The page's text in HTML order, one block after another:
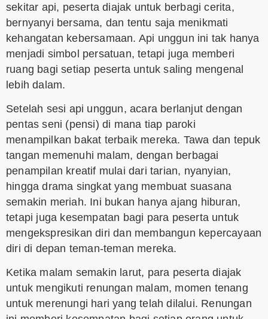
sekitar api, peserta diajak untuk berbagi cerita,
bernyanyi bersama, dan tentu saja menikmati
kehangatan kebersamaan. Api unggun ini tak hanya
menjadi simbol persatuan, tetapi juga memberi
ruang bagi setiap peserta untuk saling mengenal
lebih dalam.
Setelah sesi api unggun, acara berlanjut dengan
pentas seni (pensi) di mana tiap paroki
menampilkan bakat terbaik mereka. Tawa dan tepuk
tangan memenuhi malam, dengan berbagai
penampilan kreatif mulai dari tarian, nyanyian,
hingga drama singkat yang membuat suasana
semakin meriah. Ini bukan hanya ajang hiburan,
tetapi juga kesempatan bagi para peserta untuk
mengekspresikan diri dan membangun kepercayaan
diri di depan teman-teman mereka.
Ketika malam semakin larut, para peserta diajak
untuk mengikuti renungan malam, momen tenang
untuk merenungi hari yang telah dilalui. Renungan